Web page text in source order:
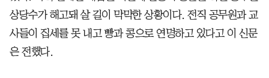
상당수가 해고돼 살 길이 막막한 상황이다. 전직 공무원과 교
사들이 집세를 못 내고 빵과 콩으로 연명하고 있다고 이 신문
은 전했다.